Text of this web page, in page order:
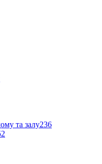
та залу236